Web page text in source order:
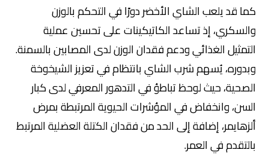
كما قد يلعب الشاي الأخضر دورًا في التحكم بالوزن
والسكري، إذ تساعد الكاتيكينات على تحسين عملية
التمثيل الغذائي ودعم فقدان الوزن لدى المصابين بالسمنة.
وبدوره، يُسهم شرب الشاي بانتظام في تعزيز الشيخوخة
الصحية، حيث لوحظ تباطؤ في التدهور المعرفي لدى كبار
السن، وانخفاض في المؤشرات الحيوية المرتبطة بمرض
ألزهايمر، إضافة إلى الحد من فقدان الكتلة العضلية المرتبط
بالتقدم في العمر.